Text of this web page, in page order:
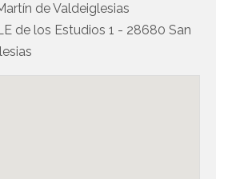
de Valdeiglesias
de los Estudios 1 - 28680 San